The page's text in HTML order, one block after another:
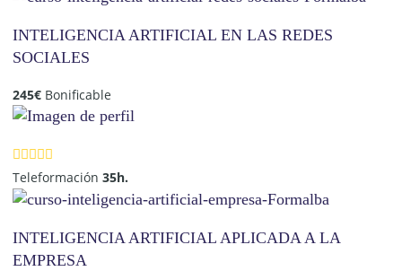
INTELIGENCIA ARTIFICIAL EN LAS REDES
SOCIALES
245€ Bonificable
Teleformación35h.
INTELIGENCIA ARTIFICIAL APLICADA A LA
EMPRESA